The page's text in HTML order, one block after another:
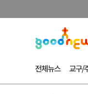
전체뉴스 교구/